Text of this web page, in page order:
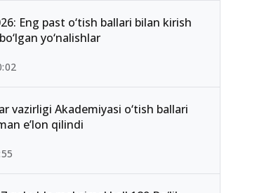
Eng past o‘tish ballari bilan kirish
yo‘nalishlar
vazirligi Akademiyasi o‘tish ballari
e’lon qilindi